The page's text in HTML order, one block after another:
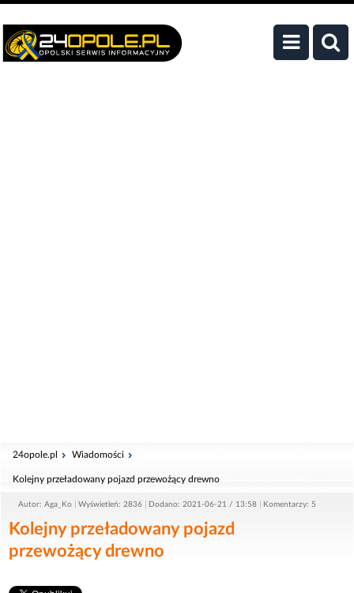
24opole.pl Wiadomości
Kolejny przeładowany pojazd przewożący drewno
Autor: Aga_Ko Wyświetleń: 2836 Dodano: 2021-06-21 / 13:58 Komentarzy: 5
Kolejny przeładowany pojazd
przewożący drewno